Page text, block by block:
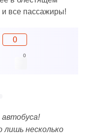
и все пассажиры!
0
0
автобуса!
лишь несколько